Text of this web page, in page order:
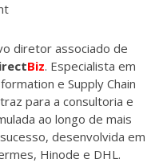
diretor associado de
Biz. Especialista em
e Supply Chain
para a consultoria e
ao longo de mais
desenvolvida em
Hinode e DHL.